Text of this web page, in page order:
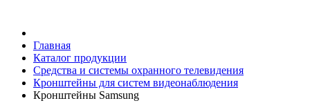
Главная
Каталог продукции
Средства и системы охранного телевидения
Кронштейны для систем видеонаблюдения
Кронштейны Samsung